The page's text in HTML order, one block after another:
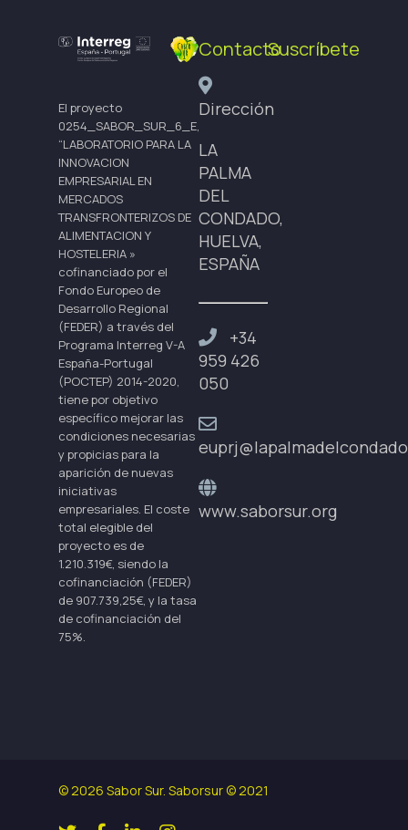
El proyecto
0254_SABOR_SUR_6_E,
“LABORATORIO PARA LA
INNOVACION
EMPRESARIAL EN
MERCADOS
TRANSFRONTERIZOS DE
ALIMENTACION Y
HOSTELERIA »
cofinanciado por el
Fondo Europeo de
Desarrollo Regional
(FEDER) a través del
Programa Interreg V-A
España-Portugal
(POCTEP) 2014-2020,
tiene por objetivo
específico mejorar las
condiciones necesarias
y propicias para la
aparición de nuevas
iniciativas
empresariales. El coste
total elegible del
proyecto es de
1.210.319€, siendo la
cofinanciación (FEDER)
de 907.739,25€, y la tasa
de cofinanciación del
75%.
Contacto
Dirección
LA
PALMA
DEL
CONDADO,
HUELVA,
ESPAÑA
+34
959 426
050
www.saborsur.org
Suscríbete
© 2026 Sabor Sur. Saborsur © 2021